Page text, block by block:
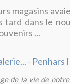
magasins
tard dans le
...
de la vie de